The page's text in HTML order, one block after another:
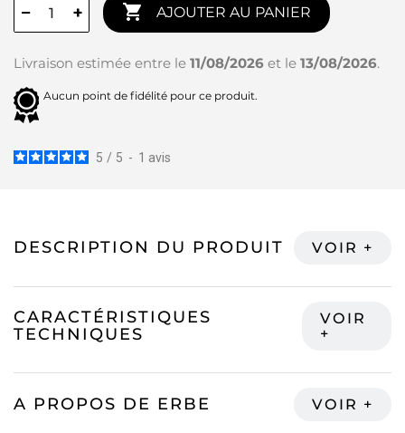
− +  AJOUTER AU PANIER
Livraison estimée entre le 11/08/2026 et le 13/08/2026.
Aucun point de fidélité pour ce produit.
5 / 5 - 1 avis
DESCRIPTION DU PRODUIT
CARACTÉRISTIQUES
TECHNIQUES
A PROPOS DE ERBE